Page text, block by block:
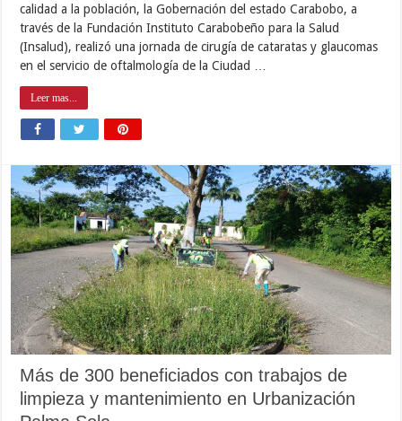
calidad a la población, la Gobernación del estado Carabobo, a
través de la Fundación Instituto Carabobeño para la Salud
(Insalud), realizó una jornada de cirugía de cataratas y glaucomas
en el servicio de oftalmología de la Ciudad …
Leer mas...
Más de 300 beneficiados con trabajos de
limpieza y mantenimiento en Urbanización